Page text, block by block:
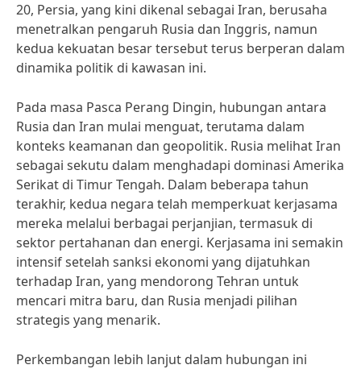
20, Persia, yang kini dikenal sebagai Iran, berusaha
menetralkan pengaruh Rusia dan Inggris, namun
kedua kekuatan besar tersebut terus berperan dalam
dinamika politik di kawasan ini.
Pada masa Pasca Perang Dingin, hubungan antara
Rusia dan Iran mulai menguat, terutama dalam
konteks keamanan dan geopolitik. Rusia melihat Iran
sebagai sekutu dalam menghadapi dominasi Amerika
Serikat di Timur Tengah. Dalam beberapa tahun
terakhir, kedua negara telah memperkuat kerjasama
mereka melalui berbagai perjanjian, termasuk di
sektor pertahanan dan energi. Kerjasama ini semakin
intensif setelah sanksi ekonomi yang dijatuhkan
terhadap Iran, yang mendorong Tehran untuk
mencari mitra baru, dan Rusia menjadi pilihan
strategis yang menarik.
Perkembangan lebih lanjut dalam hubungan ini